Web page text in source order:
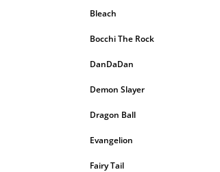
Bleach
Bocchi The Rock
DanDaDan
Demon Slayer
Dragon Ball
Evangelion
Fairy Tail